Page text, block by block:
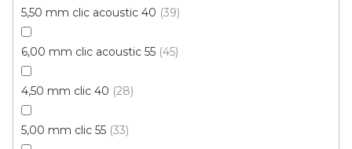
5,50 mm clic acoustic 40 39
6,00 mm clic acoustic 55 45
4,50 mm clic 40 28
5,00 mm clic 55 33